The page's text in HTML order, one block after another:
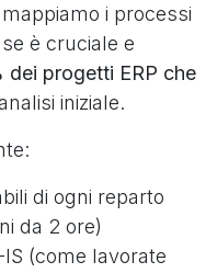
i processi
è cruciale e
dei progetti ERP che
iniziale.
di ogni reparto
da 2 ore)
(come lavorate